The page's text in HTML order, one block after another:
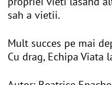
sah a vietii.
Mult succes pe mai
Cu drag, Echipa Viata